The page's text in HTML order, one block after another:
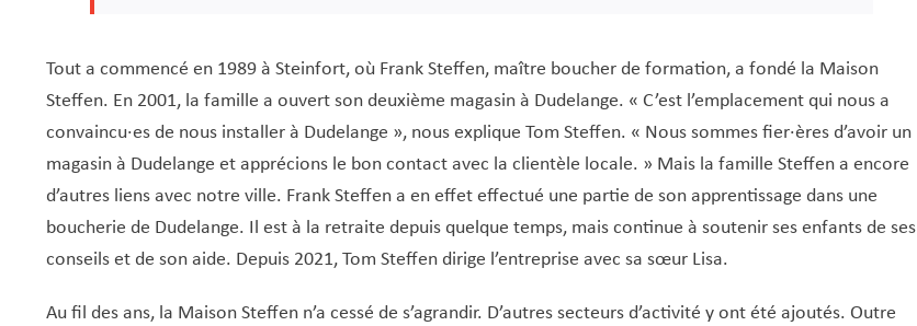
Tout a commencé en 1989 à Steinfort, où Frank Steffen, maître boucher de formation, a fondé la Maison
Steffen. En 2001, la famille a ouvert son deuxième magasin à Dudelange. « C’est l’emplacement qui nous a
convaincu·es de nous installer à Dudelange », nous explique Tom Steffen. « Nous sommes fier·ères d’avoir un
magasin à Dudelange et apprécions le bon contact avec la clientèle locale. » Mais la famille Steffen a encore
d’autres liens avec notre ville. Frank Steffen a en effet effectué une partie de son apprentissage dans une
boucherie de Dudelange. Il est à la retraite depuis quelque temps, mais continue à soutenir ses enfants de ses
conseils et de son aide. Depuis 2021, Tom Steffen dirige l’entreprise avec sa sœur Lisa.
Au fil des ans, la Maison Steffen n’a cessé de s’agrandir. D’autres secteurs d’activité y ont été ajoutés. Outre